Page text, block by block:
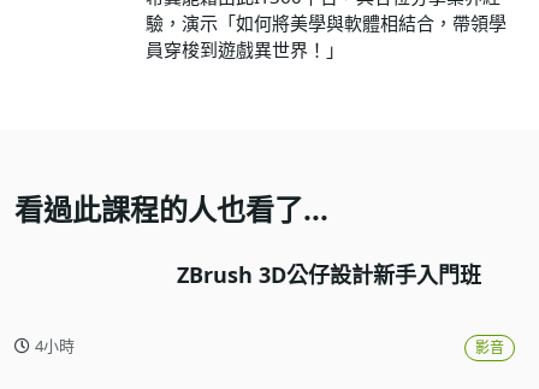
驗，演示「如何將美學與軟體相結合，帶領學
員穿梭到遊戲異世界！」
看過此課程的人也看了...
ZBrush 3D公仔設計新手入門班
4小時 影音